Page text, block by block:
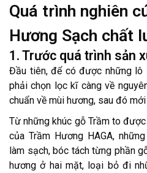
Quá trình nghiên
Hương Sạch chất
1. Trước quá trình sản
Đầu tiên, để có được những lô
phải chọn lọc kĩ càng về
chuẩn về mùi hương, sau đó
Từ những khúc gỗ Trầm to
của Trầm Hương HAGA,
làm sạch, bóc tách từng phần
hương ở hai mặt, loại bỏ đi